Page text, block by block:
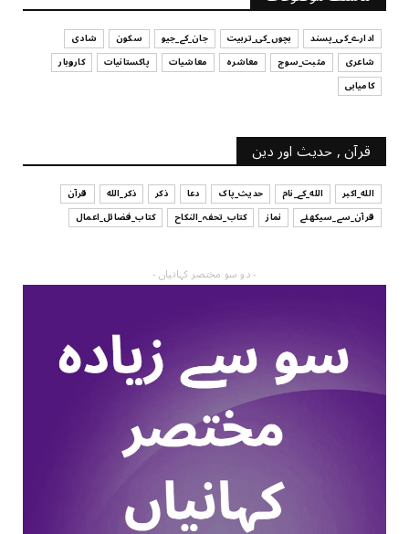
July 29, 2026
ادارے_کی_پسند بچوں_کی_تربیت جان_کے_جیو سکون
شادی
شاعری
مثبت_سوچ معاشرہ معاشیات پاکستانیات
کاروبار
کامیابی
قرآن , حدیث اور دین
الله_اکبر الله_کے_نام حدیث_پاک دعا ذکر ذکر_الله
قرآن
قرآن_سے_سیکھئے
نماز کتاب_تحفہ_النکاح کتاب_فضائل_اعمال
- دو سو مختصر کہانیاں -